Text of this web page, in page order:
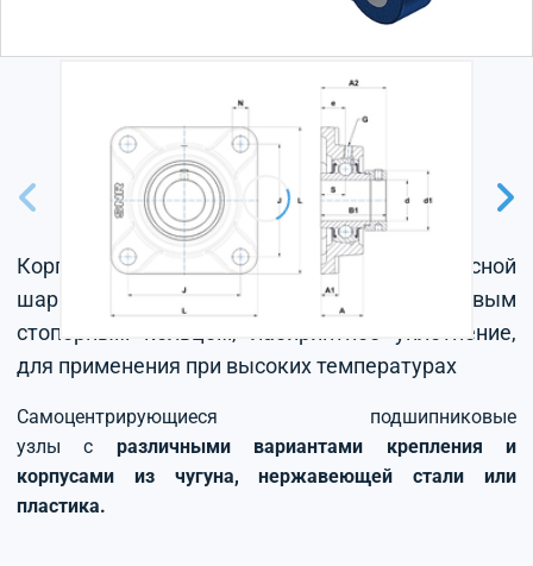
Корпус из серого чугуна, радиальный корпусной
шарикоподшипник с эксцентриковым
стопорным кольцом, лабиринтное уплотнение,
для применения при высоких температурах
Самоцентрирующиеся подшипниковые
узлы с различными вариантами крепления и
корпусами из чугуна, нержавеющей стали или
пластика.